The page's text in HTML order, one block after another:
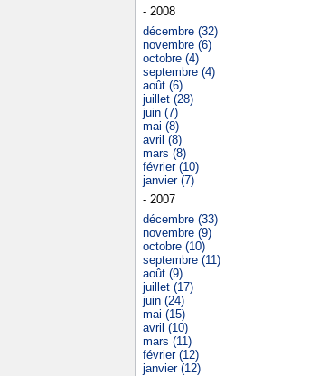
- 2008
décembre (32)
novembre (6)
octobre (4)
septembre (4)
août (6)
juillet (28)
juin (7)
mai (8)
avril (8)
mars (8)
février (10)
janvier (7)
- 2007
décembre (33)
novembre (9)
octobre (10)
septembre (11)
août (9)
juillet (17)
juin (24)
mai (15)
avril (10)
mars (11)
février (12)
janvier (12)